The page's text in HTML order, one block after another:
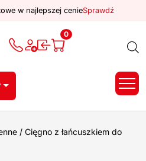
w najlepszej cenieSprawdź
0
/ Cięgno z łańcuszkiem do